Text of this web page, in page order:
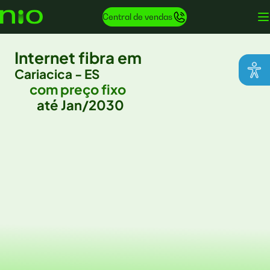
Central de vendas
Internet fibra em
Cariacica - ES
com preço fixo
até Jan/2030